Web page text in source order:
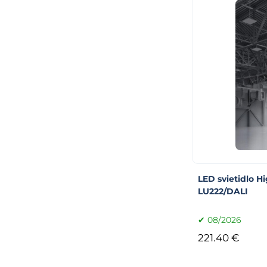
LED svietidlo
LU222/DALI
08/2026
221.40 €